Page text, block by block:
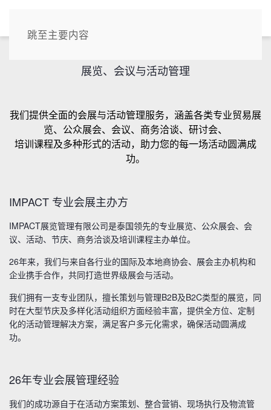
跳至主要内容
展览、会议与活动管理
我们提供全面的会展与活动管理服务，涵盖各类专业贸易展
览、公众展会、会议、商务洽谈、研讨会、
培训课程及多种形式的活动，助力您的每一场活动圆满成
功。
IMPACT 专业会展主办方
IMPACT展览管理有限公司是泰国领先的专业展览、公众展会、会
议、活动、节庆、商务洽谈及培训课程主办单位。
26年来，我们与来自各行业的国际及本地商协会、展会主办机构和
企业携手合作，共同打造世界级展会与活动。
我们拥有一支专业团队，擅长策划与管理B2B及B2C类型的展览，同
时在大型节庆及多样化活动组织方面经验丰富，提供全方位、定制
化的活动管理解决方案，满足客户多元化需求，确保活动圆满成
功。
26年专业会展管理经验
我们的成功源自于在活动方案策划、整合营销、现场执行及物流管